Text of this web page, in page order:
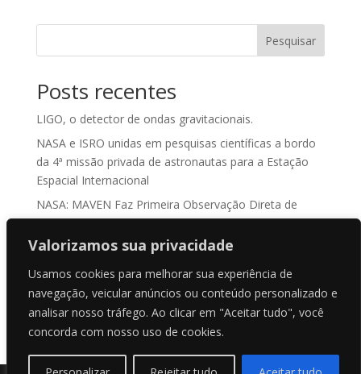
Valorizamos sua privacidade
Usamos cookies para melhorar sua experiência de
navegação, veicular anúncios ou conteúdo personalizado e
analisar nosso tráfego. Ao clicar em "Aceitar tudo", você
concorda com nosso uso de cookies.
Pesquisar
Posts recentes
LIGO, o detector de ondas gravitacionais.
NASA e ISRO unidas em pesquisas científicas a bordo
da 4ª missão privada de astronautas para a Estação
Espacial Internacional
NASA: MAVEN Faz Primeira Observação Direta de
“Sputtering Atmosférico” em Marte
ASKAP J1832-0911: O Enigma Cósmico que Desafia a
NASA treina para recuperação de água da Orion antes
do lançamento da Artemis II